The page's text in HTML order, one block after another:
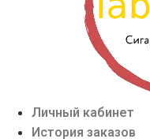
Личный кабинет
История заказов